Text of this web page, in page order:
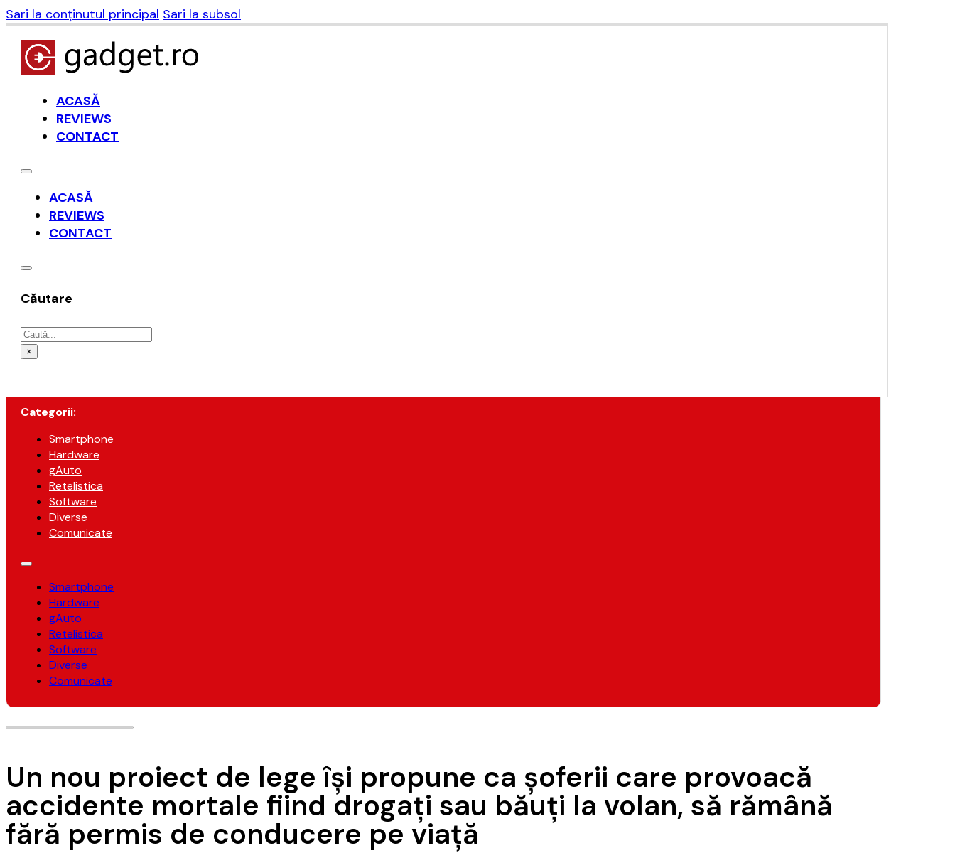
Sari la conținutul principal Sari la subsol
ACASĂ
REVIEWS
CONTACT
ACASĂ
REVIEWS
CONTACT
Căutare
Caută
×
Categorii:
Smartphone
Hardware
gAuto
Retelistica
Software
Diverse
Comunicate
Smartphone
Hardware
gAuto
Retelistica
Software
Diverse
Comunicate
Un nou proiect de lege îşi propune ca şoferii care provoacă
accidente mortale fiind drogaţi sau băuţi la volan, să rămână
fără permis de conducere pe viaţă